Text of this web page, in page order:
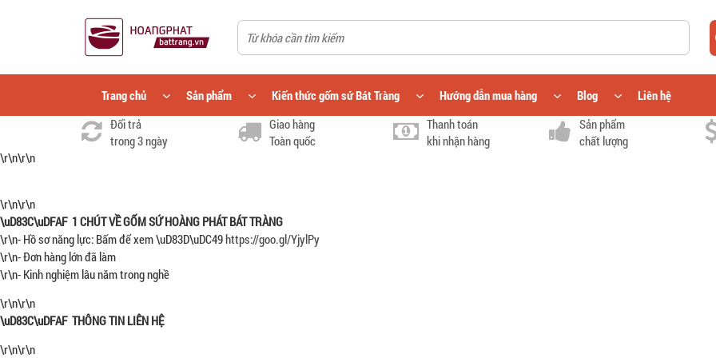
Trang chủ Sản phẩm Kiến thức gốm sứ Bát Tràng Hướng dẫn mua hàng Blog
Liên hệ
Đổi trả
trong 3 ngày
Giao hàng
Toàn quốc
Thanh toán
khi nhận hàng
Sản phẩm
chất lượng
\r\n\r\n
\r\n\r\n
\uD83C\uDFAF 1 CHÚT VỀ GỐM SỨ HOÀNG PHÁT BÁT TRÀNG
\r\n- Hồ sơ năng lực: Bấm để xem \uD83D\uDC49https://goo.gl/YjylPy
\r\n- Đơn hàng lớn đã làm
\r\n- Kinh nghiệm lâu năm trong nghề
\r\n\r\n
\uD83C\uDFAF THÔNG TIN LIÊN HỆ
\r\n\r\n